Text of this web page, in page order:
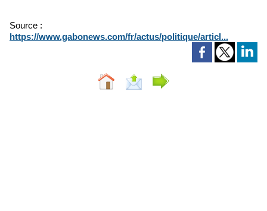
Source :
https://www.gabonews.com/fr/actus/politique/articl...